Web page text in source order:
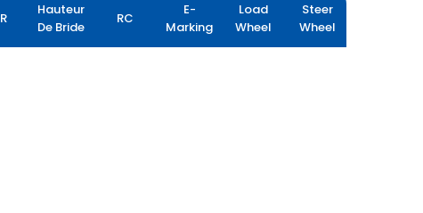
Hauteur
De Bride
RC
E-
Marking
Load
Wheel
Steer
Wheel